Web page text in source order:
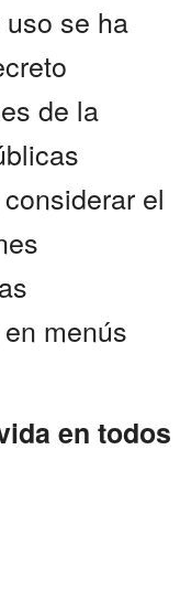
se ha
de la
el
menús
en todos